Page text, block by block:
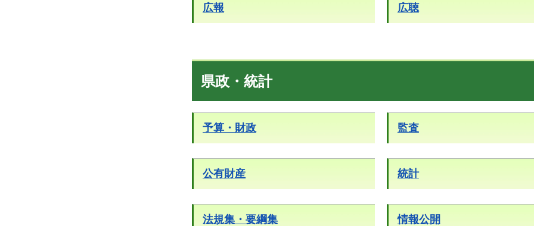
広報 広聴
県政・統計
予算・財政 監査
公有財産 統計
法規集・要綱集 情報公開